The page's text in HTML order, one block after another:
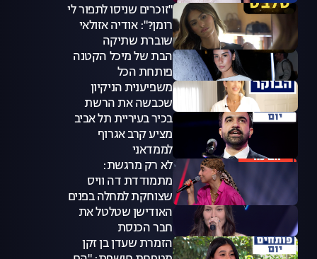
"זוכרים שניסו לתפור לי
רומן?": אודיה אזולאי
שוברת שתיקה
הבת של מיכל הקטנה
פותחת הכל
משפיענית הניקיון
שכבשה את הרשת
בכיר בעיריית תל אביב
מציע קרב אגרוף
לממדאני
לא רק מרגשת:
מתמודדת דה וויס
שצוחקת למחלה בפנים
האודישן שטלטל את
חבר הכנסת
הזמרת שעדן בן זקן